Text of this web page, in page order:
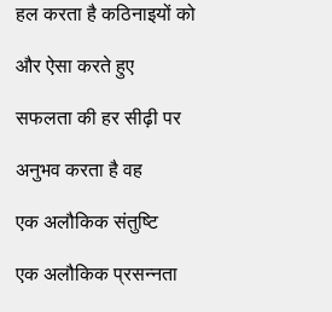
हल करता है कठिनाइयों को
और ऐसा करते हुए
सफलता की हर सीढ़ी पर
अनुभव करता है वह
एक अलौकिक संतुष्टि
एक अलौकिक प्रसन्नता